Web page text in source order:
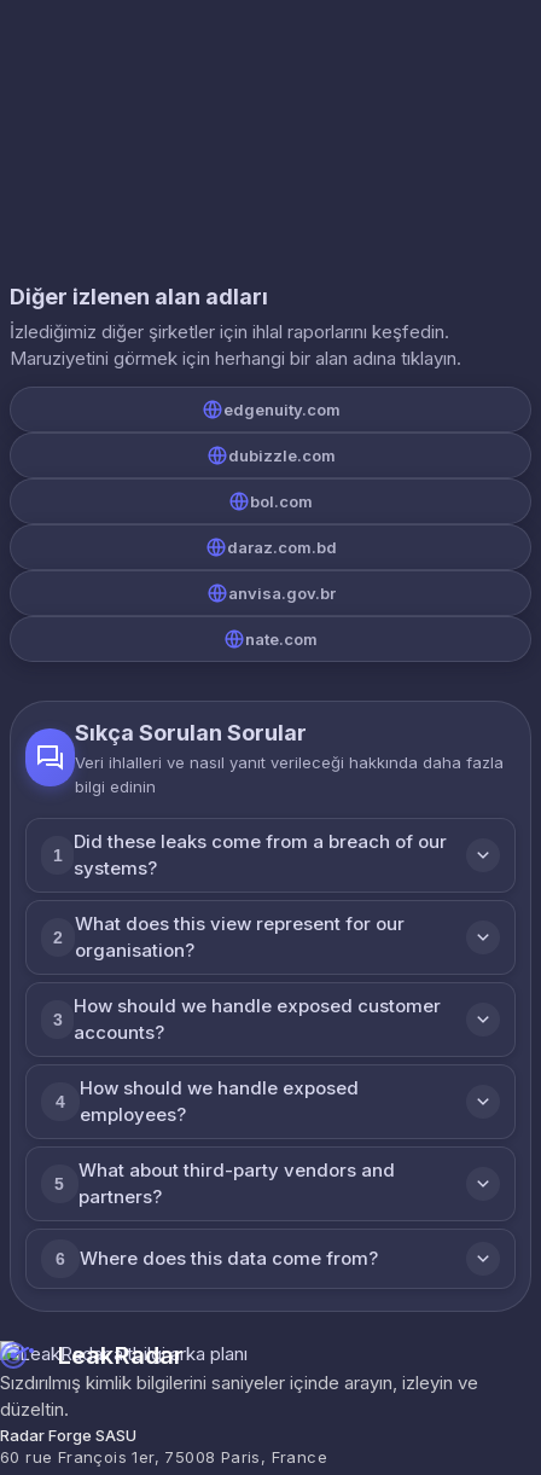
Diğer izlenen alan adları
İzlediğimiz diğer şirketler için ihlal raporlarını keşfedin.
Maruziyetini görmek için herhangi bir alan adına tıklayın.
edgenuity.com
dubizzle.com
bol.com
daraz.com.bd
anvisa.gov.br
nate.com
Sıkça Sorulan Sorular
Veri ihlalleri ve nasıl yanıt verileceği hakkında daha fazla
bilgi edinin
1
Did these leaks come from a breach of our
systems?
2
What does this view represent for our
organisation?
3
How should we handle exposed customer
accounts?
4
How should we handle exposed
employees?
5
What about third-party vendors and
partners?
6 Where does this data come from?
LeakRadar
Sızdırılmış kimlik bilgilerini saniyeler içinde arayın, izleyin ve
düzeltin.
Radar Forge SASU
60 rue François 1er, 75008 Paris, France